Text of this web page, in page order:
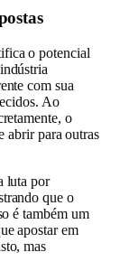
o potencial
com sua
Ao
o
abrir para outras
luta por
que o
é também um
apostar em
mas